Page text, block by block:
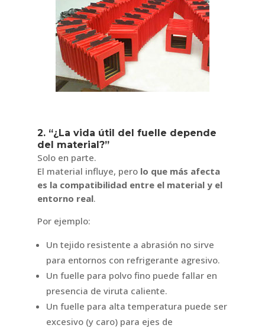
2. “¿La vida útil del fuelle depende
del material?”
Solo en parte.
El material influye, pero lo que más afecta
es la compatibilidad entre el material y el
entorno real.
Por ejemplo:
Un tejido resistente a abrasión no sirve
para entornos con refrigerante agresivo.
Un fuelle para polvo fino puede fallar en
presencia de viruta caliente.
Un fuelle para alta temperatura puede ser
excesivo (y caro) para ejes de